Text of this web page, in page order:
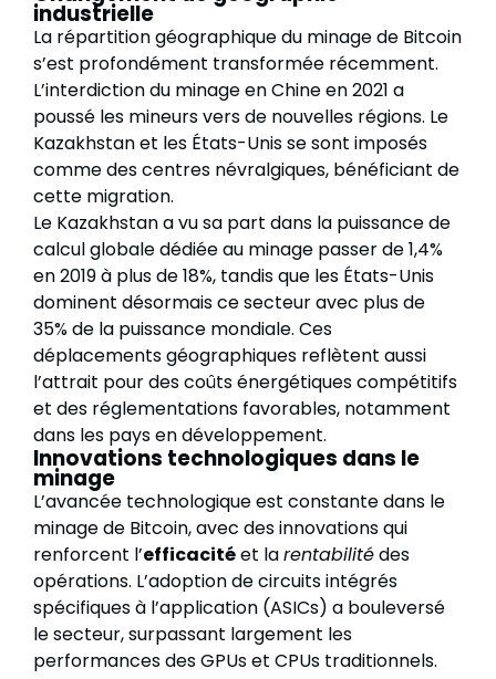
industrielle
La répartition géographique du minage de Bitcoin
s’est profondément transformée récemment.
L’interdiction du minage en Chine en 2021 a
poussé les mineurs vers de nouvelles régions. Le
Kazakhstan et les États-Unis se sont imposés
comme des centres névralgiques, bénéficiant de
cette migration.
Le Kazakhstan a vu sa part dans la puissance de
calcul globale dédiée au minage passer de 1,4%
en 2019 à plus de 18%, tandis que les États-Unis
dominent désormais ce secteur avec plus de
35% de la puissance mondiale. Ces
déplacements géographiques reflètent aussi
l’attrait pour des coûts énergétiques compétitifs
et des réglementations favorables, notamment
dans les pays en développement.
Innovations technologiques dans le
minage
L’avancée technologique est constante dans le
minage de Bitcoin, avec des innovations qui
renforcent l’efficacitéet larentabilitédes
opérations. L’adoption de circuits intégrés
spécifiques à l’application (ASICs) a bouleversé
le secteur, surpassant largement les
performances des GPUs et CPUs traditionnels.